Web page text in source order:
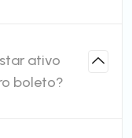
ativo
boleto?